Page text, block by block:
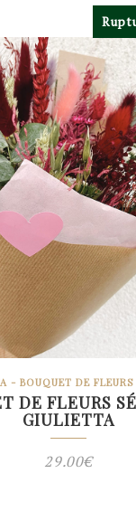
- BOUQUET DE FLEURS
DE FLEURS
GIULIETTA
29.00€